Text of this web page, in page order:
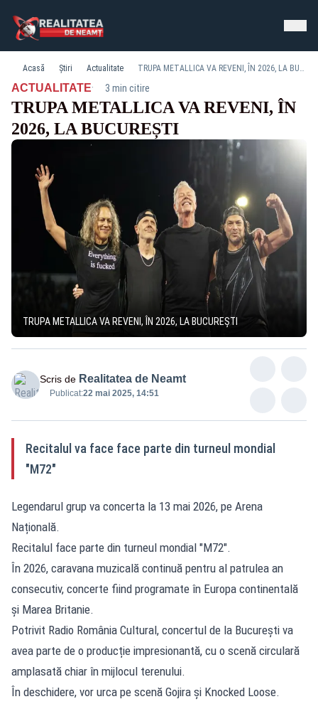
Acasă Știri Actualitate TRUPA METALLICA VA REVENI, ÎN 2026, LA BUCUREȘTI
ACTUALITATE· 3 min citire
TRUPA METALLICA VA REVENI, ÎN
2026, LA BUCUREȘTI
TRUPA METALLICA VA REVENI, ÎN 2026, LA BUCUREȘTI
Scris de Realitatea de Neamt
Publicat:22 mai 2025, 14:51
Recitalul va face face parte din turneul mondial
"M72"
Legendarul grup va concerta la 13 mai 2026, pe Arena
Națională.
Recitalul face parte din turneul mondial "M72".
În 2026, caravana muzicală continuă pentru al patrulea an
consecutiv, concerte fiind programate în Europa continentală
și Marea Britanie.
Potrivit Radio România Cultural, concertul de la București va
avea parte de o producție impresionantă, cu o scenă circulară
amplasată chiar în mijlocul terenului.
În deschidere, vor urca pe scenă Gojira și Knocked Loose.